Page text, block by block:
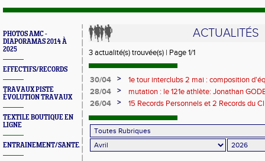
PHOTOS AMC -
DIAPORAMAS 2014 À
2025
EFFECTIFS/RECORDS
TRAVAUX PISTE
ÉVOLUTION TRAVAUX
TEXTILE BOUTIQUE EN
LIGNE
ENTRAINEMENT/SANTE/JURYS/FORMATIONS
ACTUALITÉS
3 actualité(s) trouvée(s) | Page 1/1
30/04 >
1e tour interclubs 2 mai : composition
28/04
>
mutation : le 121e athlète: Jonathan
26/04
>
15 Records Personnels et 2 Records du